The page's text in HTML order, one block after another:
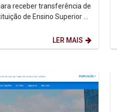
receber transferência de
de Ensino Superior e
LER MAIS